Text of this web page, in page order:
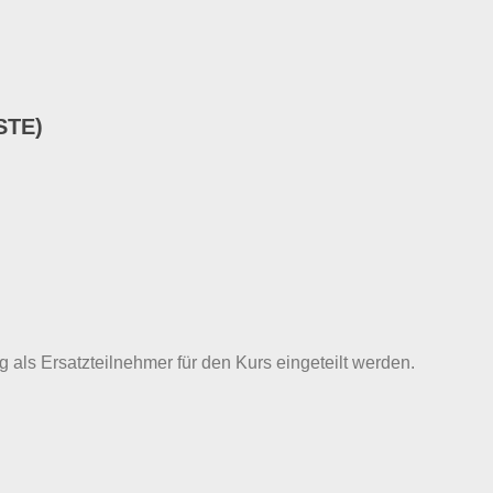
als Ersatzteilnehmer für den Kurs eingeteilt werden.